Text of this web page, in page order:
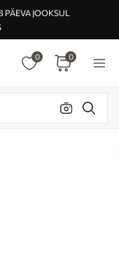
JOOKSUL
0 0